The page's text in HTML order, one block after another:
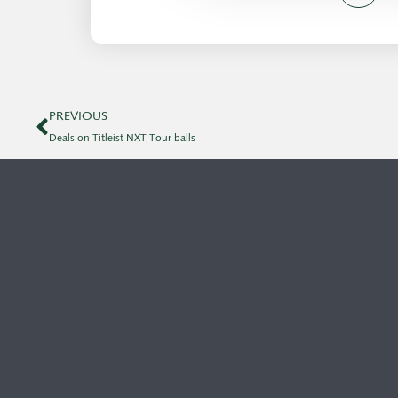
PREVIOUS
Deals on Titleist NXT Tour balls